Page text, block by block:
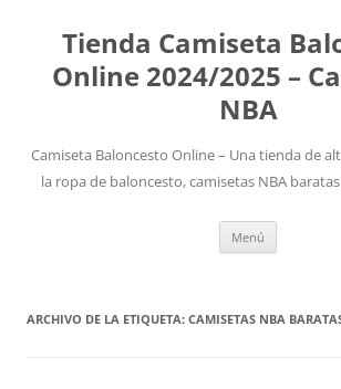
Tienda Camiseta
Online 2024/2025 –
NBA
Camiseta Baloncesto Online – Una tienda de
la ropa de baloncesto, camisetas NBA
Menú
ARCHIVO DE LA ETIQUETA: CAMISETAS NBA